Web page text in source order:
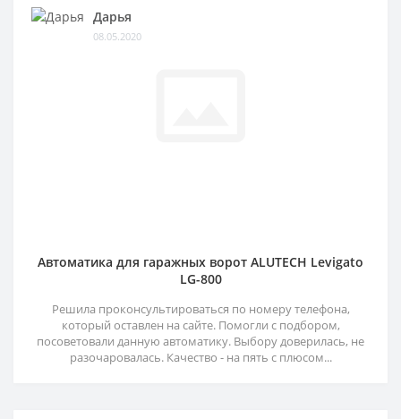
Дарья
08.05.2020
Автоматика для гаражных ворот ALUTECH Levigato
LG-800
Решила проконсультироваться по номеру телефона,
который оставлен на сайте. Помогли с подбором,
посоветовали данную автоматику. Выбору доверилась, не
разочаровалась. Качество - на пять с плюсом...